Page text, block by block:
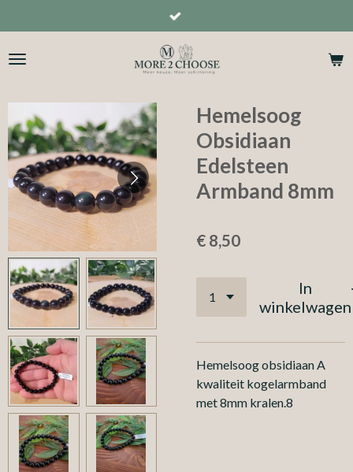
direct
naar
Hemelsoog
Obsidiaan
Edelsteen
Armband 8mm
€ 8,50
In
winkelwagen
Hemelsoog obsidiaan A
kwaliteit kogelarmband
met 8mm kralen.8